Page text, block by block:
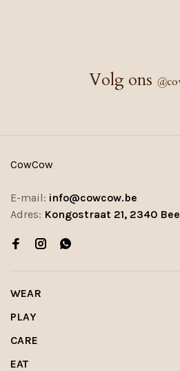
Volg ons @
CowCow
E-mail: info@cowcow.be
Adres: Kongostraat 21, 2340
WEAR
PLAY
CARE
EAT